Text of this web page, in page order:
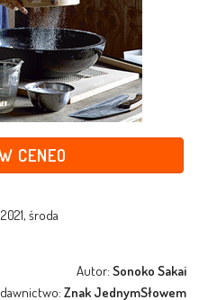
CENEO
środa
Autor:Sonoko Sakai
Znak JednymSłowem